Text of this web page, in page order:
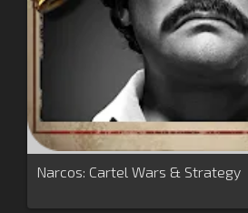
Narcos: Cartel Wars & Strategy